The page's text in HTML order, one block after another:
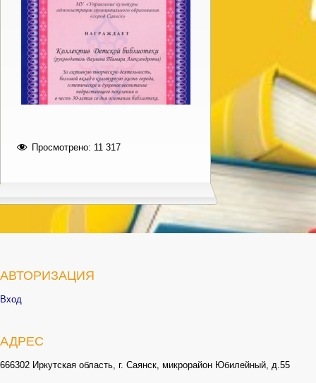
Просмотрено: 11 317
АВТОРИЗАЦИЯ
Вход
АДРЕС
666302 Иркутская область, г. Саянск, микрорайон Юбилейный, д.55